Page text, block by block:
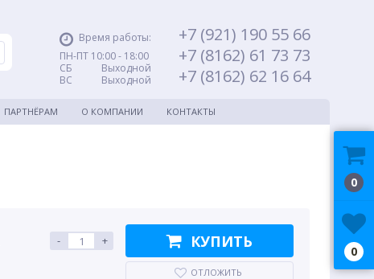
Время работы:
ПН-ПТ 10:00 - 18:00
СБ Выходной
ВС Выходной
+7 (921) 190 55 66
+7 (8162) 61 73 73
+7 (8162) 62 16 64
ПАРТНЁРАМ О КОМПАНИИ КОНТАКТЫ
- + КУПИТЬ
ОТЛОЖИТЬ
0
0